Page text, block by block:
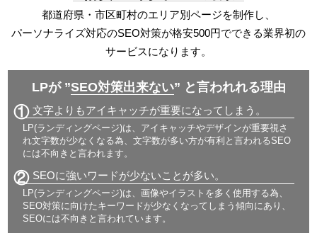
都道府県・市区町村のエリア別ページを制作し、
パーソナライズ対応のSEO対策が格安500円でできる業界初の
サービスになります。
LPが ”SEO対策出来ない” と言われれる理由
① 文字よりもアイキャッチが重要になってしまう。
LP(ランディングページ)は、アイキャッチやデザインが重要視さ
れ文字数が少なくなる為、文字数が多い方が有利と言われるSEO
には不向きと言われます。
② SEOに強いワードが少ないことが多い。
LP(ランディングページ)は、画像やイラストを多く使用する為、
SEO対策に向けたキーワードが少なくなってしまう傾向にあり、
SEOには不向きと言われています。